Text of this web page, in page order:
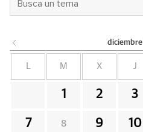
diciembre
M X J
1 2 3
7 8 9 10